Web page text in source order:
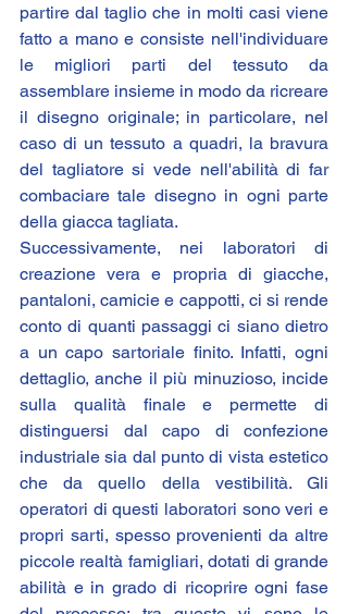
partire dal taglio che in molti casi viene
fatto a mano e consiste nell'individuare
le migliori parti del tessuto da
assemblare insieme in modo da ricreare
il disegno originale; in particolare, nel
caso di un tessuto a quadri, la bravura
del tagliatore si vede nell'abilità di far
combaciare tale disegno in ogni parte
della giacca tagliata.
Successivamente, nei laboratori di
creazione vera e propria di giacche,
pantaloni, camicie e cappotti, ci si rende
conto di quanti passaggi ci siano dietro
a un capo sartoriale finito. Infatti, ogni
dettaglio, anche il più minuzioso, incide
sulla qualità finale e permette di
distinguersi dal capo di confezione
industriale sia dal punto di vista estetico
che da quello della vestibilità. Gli
operatori di questi laboratori sono veri e
propri sarti, spesso provenienti da altre
piccole realtà famigliari, dotati di grande
abilità e in grado di ricoprire ogni fase